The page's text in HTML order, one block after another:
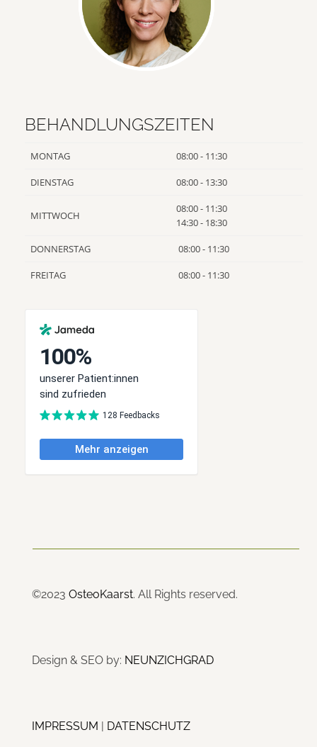
BEHANDLUNGSZEITEN
MONTAG 08:00 - 11:30
DIENSTAG 08:00 - 13:30
MITTWOCH
08:00 - 11:30
14:30 - 18:30
DONNERSTAG 08:00 - 11:30
FREITAG 08:00 - 11:30
©2023 OsteoKaarst. All Rights reserved.
Design & SEO by: NEUNZICHGRAD
IMPRESSUM DATENSCHUTZ